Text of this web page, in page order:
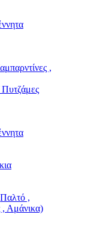
,
,
, Αμάνικα)